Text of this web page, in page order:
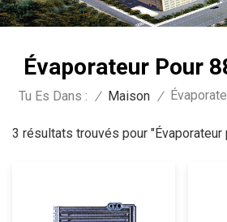
Évaporateur Pour
Tu Es Dans : / Maison /
3 résultats trouvés pour "Évaporateur